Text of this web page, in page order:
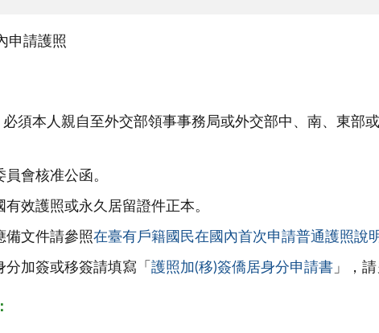
申請護照
須本人親自至外交部領事事務局或外交部中、南、東部
員會核准公函。
有效護照或永久居留證件正本。
備文件請參照在臺有戶籍國民在國內首次申請普通護照說
分加簽或移簽請填寫「 護照加(移)簽僑居身分申請書 」，